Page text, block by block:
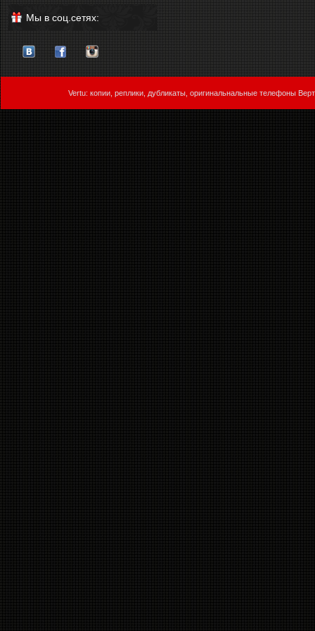
Мы в соц.сетях:
Vertu: копии, реплики, дубликаты, оригинальнальные телефоны